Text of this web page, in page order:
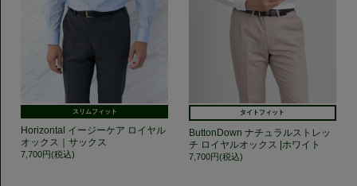
スリムフィット
Horizontal イージーケア ロイヤル
オックス｜サックス
7,700円(税込)
タイトフィット
ButtonDown ナチュラルストレッ
チ ロイヤルオックス |ホワイト
7,700円(税込)